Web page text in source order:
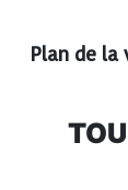
Plan de la